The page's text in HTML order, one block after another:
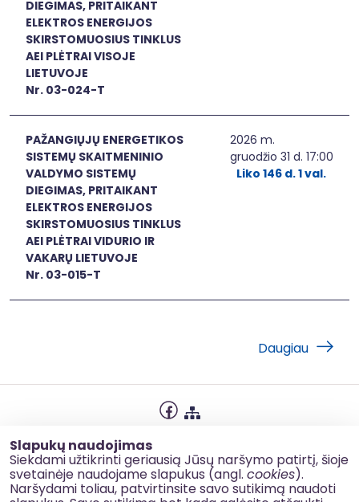
Slapukų naudojimas
Siekdami užtikrinti geriausią Jūsų naršymo patirtį, šioje
svetainėje naudojame slapukus (angl. cookies).
Naršydami toliau, patvirtinsite savo sutikimą naudoti
DIEGIMAS, PRITAIKANT
ELEKTROS ENERGIJOS
SKIRSTOMUOSIUS TINKLUS
AEI PLĖTRAI VISOJE
LIETUVOJE
Nr. 03-024-T
PAŽANGIŲJŲ ENERGETIKOS
SISTEMŲ SKAITMENINIO
VALDYMO SISTEMŲ
DIEGIMAS, PRITAIKANT
ELEKTROS ENERGIJOS
SKIRSTOMUOSIUS TINKLUS
AEI PLĖTRAI VIDURIO IR
VAKARŲ LIETUVOJE
Nr. 03-015-T
2026 m.
gruodžio 31 d. 17:00
Liko 146 d. 1 val.
Daugiau
Slapukų naudojimas
Korupcijos prevencija